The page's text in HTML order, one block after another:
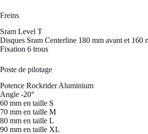
Freins
Sram Level T
Disques Sram Centerline 180 mm avant et 160
Fixation 6 trous
Poste de pilotage
Potence Rockrider Aluminium
Angle -20°
60 mm en taille S
70 mm en taille M
80 mm en taille L
90 mm en taille XL